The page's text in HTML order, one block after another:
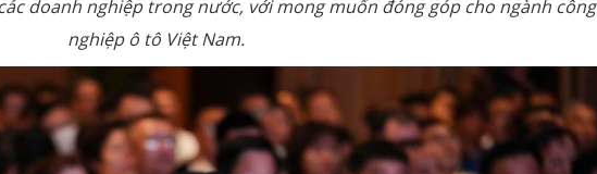
doanh nghiệp trong nước, với mong muốn đóng góp cho ngành công
nghiệp ô tô Việt Nam.